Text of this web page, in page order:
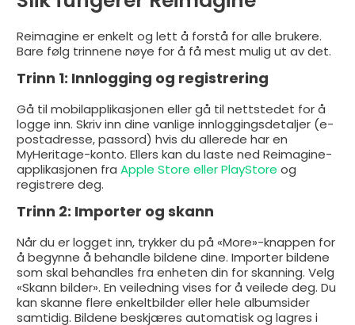
Reimagine er enkelt og lett å forstå for alle brukere.
Bare følg trinnene nøye for å få mest mulig ut av det.
Trinn 1: Innlogging og registrering
Gå til mobilapplikasjonen eller gå til nettstedet for å
logge inn. Skriv inn dine vanlige innloggingsdetaljer (e-
postadresse, passord) hvis du allerede har en
MyHeritage-konto. Ellers kan du laste ned Reimagine-
applikasjonen fra Apple Store eller PlayStore og
registrere deg.
Trinn 2: Importer og skann
Når du er logget inn, trykker du på «More»-knappen for
å begynne å behandle bildene dine. Importer bildene
som skal behandles fra enheten din for skanning. Velg
«Skann bilder». En veiledning vises for å veilede deg. Du
kan skanne flere enkeltbilder eller hele albumsider
samtidig. Bildene beskjæres automatisk og lagres i